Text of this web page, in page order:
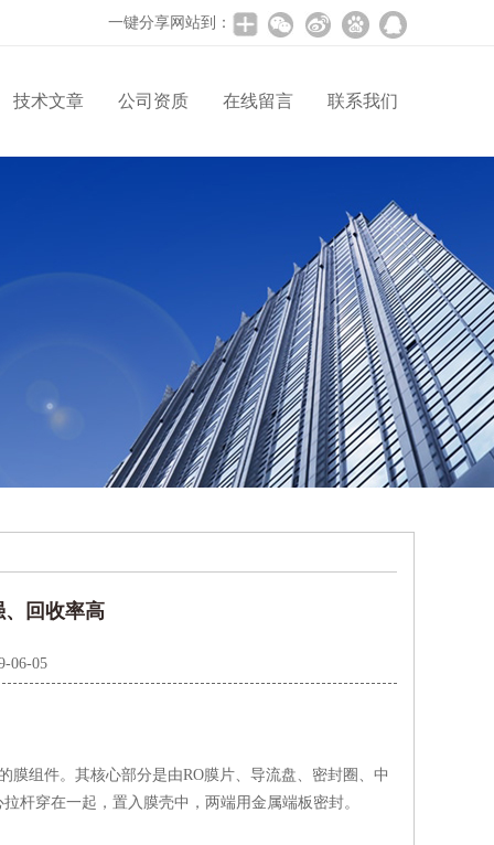
一键分享网站到：
技术文章 公司资质 在线留言 联系我们
回收率高
06-05
膜组件。其核心部分是由RO膜片、导流盘、密封圈、中
杆穿在一起，置入膜壳中，两端用金属端板密封。